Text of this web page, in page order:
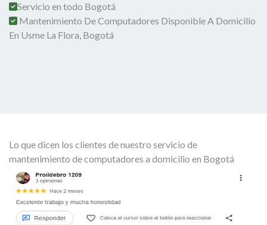
Servicio en todo Bogotá
Mantenimiento De Computadores Disponible A Domicilio
En Usme La Flora, Bogotá
Lo que dicen los clientes de nuestro servicio de
mantenimiento de computadores a domicilio en Bogotá